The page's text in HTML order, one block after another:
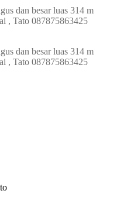
dan besar luas 314 m
, Tato 087875863425
dan besar luas 314 m
, Tato 087875863425